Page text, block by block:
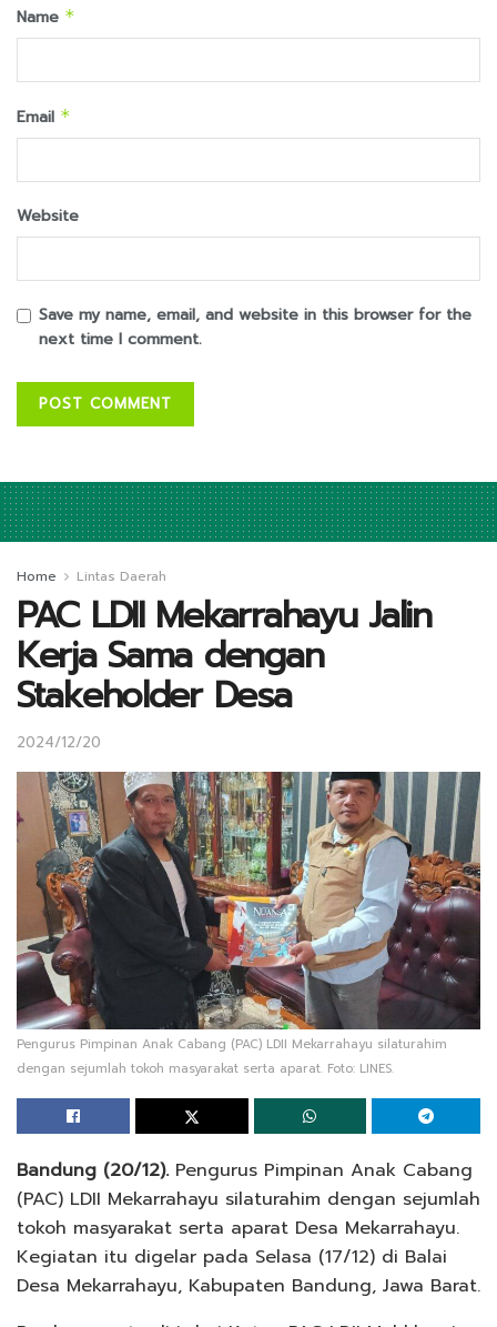
Name *
Email *
Website
Save my name, email, and website in this browser for the
next time I comment.
Home Lintas Daerah
PAC LDII Mekarrahayu Jalin
Kerja Sama dengan
Stakeholder Desa
2024/12/20
Pengurus Pimpinan Anak Cabang (PAC) LDII Mekarrahayu silaturahim
dengan sejumlah tokoh masyarakat serta aparat. Foto: LINES.
Bandung (20/12).Pengurus Pimpinan Anak Cabang
(PAC) LDII Mekarrahayu silaturahim dengan sejumlah
tokoh masyarakat serta aparat Desa Mekarrahayu.
Kegiatan itu digelar pada Selasa (17/12) di Balai
Desa Mekarrahayu, Kabupaten Bandung, Jawa Barat.